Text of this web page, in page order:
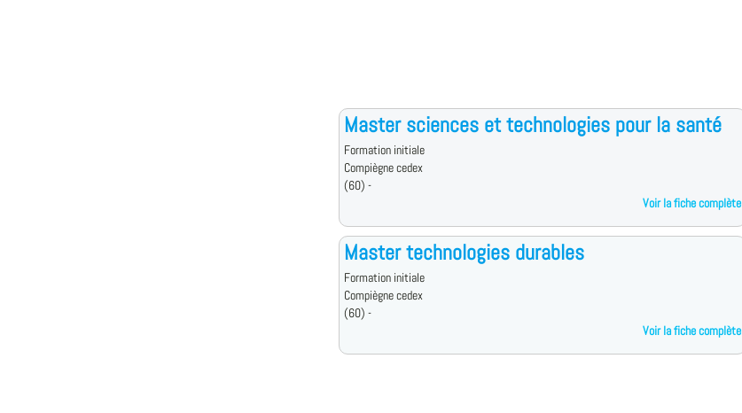
Master sciences et technologies pour la santé
Formation initiale
Compiègne cedex
(60) -
Voir la fiche complète
Master technologies durables
Formation initiale
Compiègne cedex
(60) -
Voir la fiche complète